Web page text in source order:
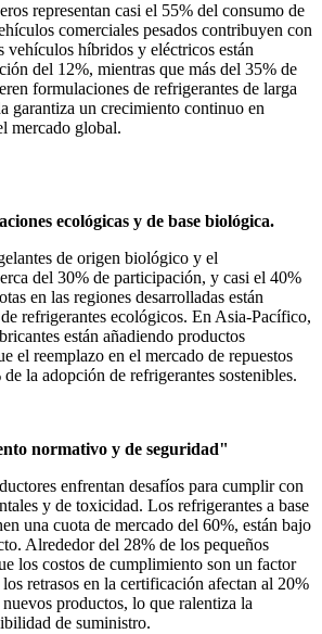
representan casi el 55% del consumo de
comerciales pesados ​​contribuyen con
vehículos híbridos y eléctricos están
del 12%, mientras que más del 35% de
formulaciones de refrigerantes de larga
garantiza un crecimiento continuo en
mercado global.
ecológicas y de base biológica.
de origen biológico y el
del 30% de participación, y casi el 40%
en las regiones desarrolladas están
refrigerantes ecológicos. En Asia-Pacífico,
están añadiendo productos
el reemplazo en el mercado de repuestos
la adopción de refrigerantes sostenibles.
normativo y de seguridad"
enfrentan desafíos para cumplir con
y de toxicidad. Los refrigerantes a base
una cuota de mercado del 60%, están bajo
Alrededor del 28% de los pequeños
los costos de cumplimiento son un factor
retrasos en la certificación afectan al 20%
productos, lo que ralentiza la
de suministro.